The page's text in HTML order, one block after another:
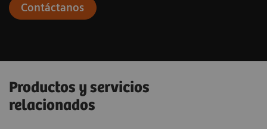
Contáctanos
Productos y servicios
relacionados